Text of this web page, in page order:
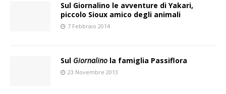
Sul Giornalino le avventure di Yakari,
piccolo Sioux amico degli animali
7 Febbraio 2014
Sul Giornalino la famiglia Passiflora
23 Novembre 2013